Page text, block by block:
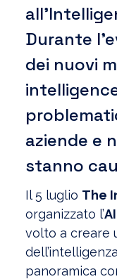
Durante
dei nuovi
aziende e
stanno
Il 5 luglio The
organizzato l’
volto a creare
panoramica